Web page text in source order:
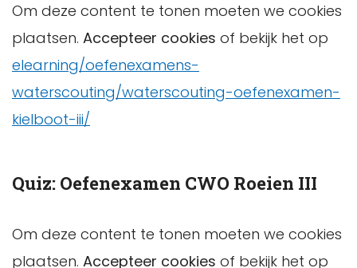
Om deze content te tonen moeten we cookies
plaatsen. Accepteer cookies of bekijk het op
elearning/oefenexamens-
waterscouting/waterscouting-oefenexamen-
kielboot-iii/
Quiz: Oefenexamen CWO Roeien III
Om deze content te tonen moeten we cookies
plaatsen. Accepteer cookies of bekijk het op